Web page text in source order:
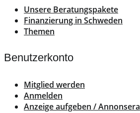
Unsere Beratungspakete
Finanzierung in Schweden
Themen
Benutzerkonto
Mitglied werden
Anmelden
Anzeige aufgeben / Annonsera